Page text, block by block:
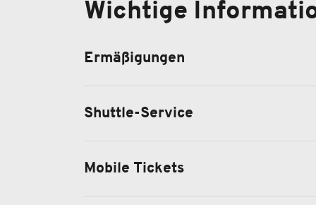
Wichtige
Ermäßigungen
Shuttle-Service
Mobile Tickets